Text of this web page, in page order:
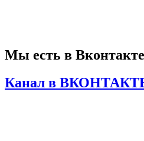
Мы есть в
Канал в